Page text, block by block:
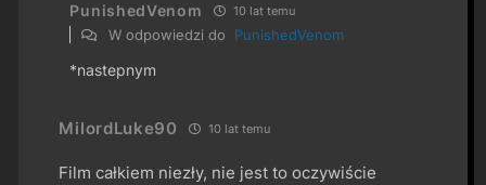
PunishedVenom 10 lat temu
W odpowiedzi do PunishedVenom
*nastepnym
MilordLuke90 10 lat temu
Film całkiem niezły, nie jest to oczywiście